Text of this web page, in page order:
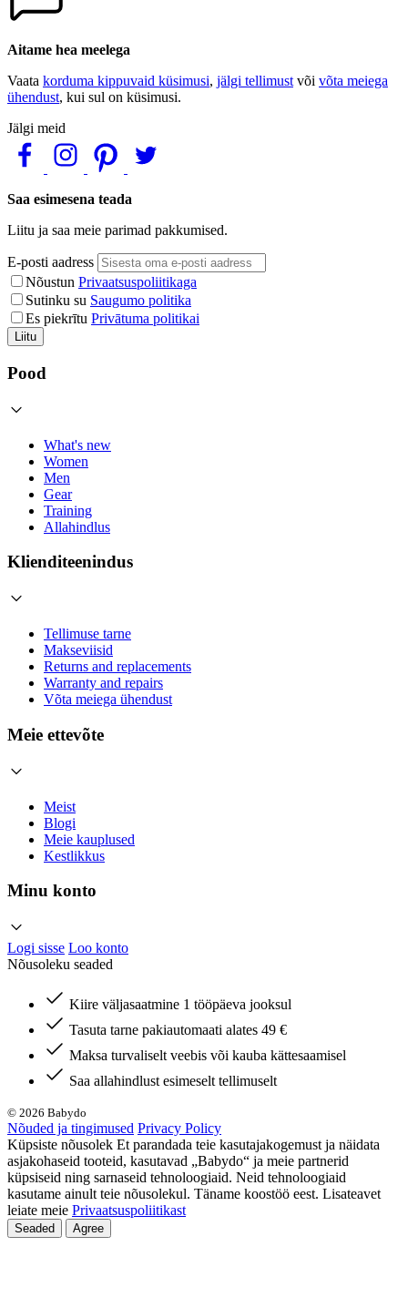
Aitame hea meelega
Vaata korduma kippuvaid küsimusi, jälgi tellimust või võta meiega
ühendust, kui sul on küsimusi.
Jälgi meid
Saa esimesena teada
Liitu ja saa meie parimad pakkumised.
E-posti aadress
Nõustun Privaatsuspoliitikaga
Sutinku su Saugumo politika
Es piekrītu Privātuma politikai
Liitu
Pood
What's new
Women
Men
Gear
Training
Allahindlus
Klienditeenindus
Tellimuse tarne
Makseviisid
Returns and replacements
Warranty and repairs
Võta meiega ühendust
Meie ettevõte
Meist
Blogi
Meie kauplused
Kestlikkus
Minu konto
Logi sisse Loo konto
Nõusoleku seaded
Kiire väljasaatmine 1 tööpäeva jooksul
Tasuta tarne pakiautomaati alates 49 €
Maksa turvaliselt veebis või kauba kättesaamisel
Saa allahindlust esimeselt tellimuselt
© 2026 Babydo
Nõuded ja tingimused Privacy Policy
Küpsiste nõusolek Et parandada teie kasutajakogemust ja näidata
asjakohaseid tooteid, kasutavad „Babydo“ ja meie partnerid
küpsiseid ning sarnaseid tehnoloogiaid. Neid tehnoloogiaid
kasutame ainult teie nõusolekul. Täname koostöö eest. Lisateavet
leiate meie Privaatsuspoliitikast
Seaded Agree